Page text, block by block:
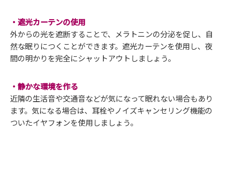
・遮光カーテンの使用
外からの光を遮断することで、メラトニンの分泌を促し、自
然な眠りにつくことができます。遮光カーテンを使用し、夜
間の明かりを完全にシャットアウトしましょう。
・静かな環境を作る
近隣の生活音や交通音などが気になって眠れない場合もあり
ます。気になる場合は、耳栓やノイズキャンセリング機能の
ついたイヤフォンを使用しましょう。